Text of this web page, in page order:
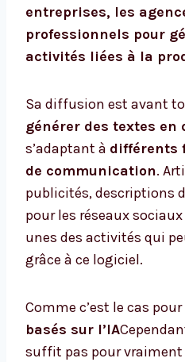
entreprises, les
professionnels pour
activités liées à la
Sa diffusion est avant
générer des textes en
s’adaptant à différents
de communication.
publicités, descriptions
pour les réseaux
unes des activités qui
grâce à ce logiciel.
Comme c’est le cas
basés sur l’IA
suffit pas pour vraiment